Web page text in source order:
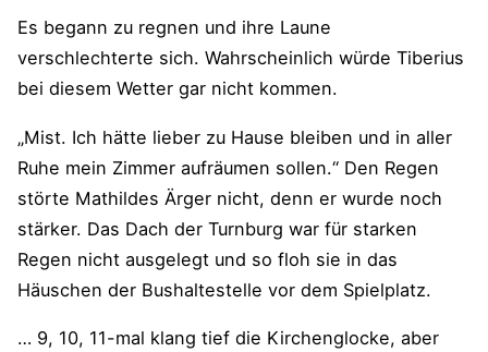
Es begann zu regnen und ihre Laune
verschlechterte sich. Wahrscheinlich würde Tiberius
bei diesem Wetter gar nicht kommen.
„Mist. Ich hätte lieber zu Hause bleiben und in aller
Ruhe mein Zimmer aufräumen sollen.“ Den Regen
störte Mathildes Ärger nicht, denn er wurde noch
stärker. Das Dach der Turnburg war für starken
Regen nicht ausgelegt und so floh sie in das
Häuschen der Bushaltestelle vor dem Spielplatz.
… 9, 10, 11-mal klang tief die Kirchenglocke, aber